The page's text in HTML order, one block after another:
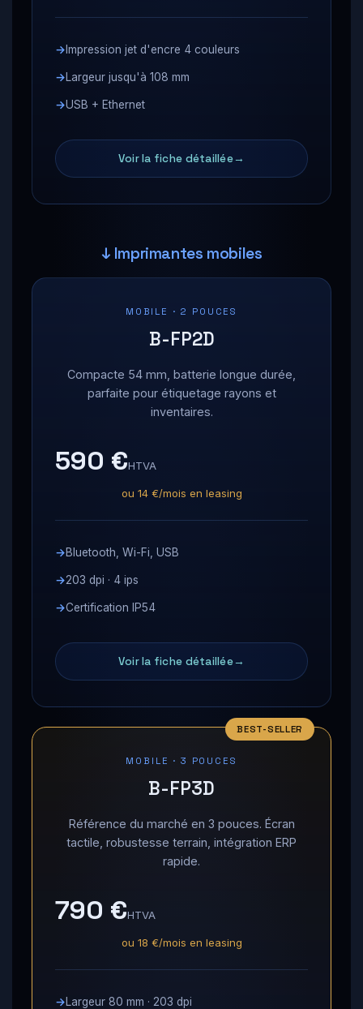
Impression jet d'encre 4 couleurs
Largeur jusqu'à 108 mm
USB + Ethernet
Voir la fiche détaillée
↓ Imprimantes mobiles
MOBILE · 2 POUCES
B-FP2D
Compacte 54 mm, batterie longue durée,
parfaite pour étiquetage rayons et
inventaires.
590 €HTVA
ou 14 €/mois en leasing
Bluetooth, Wi-Fi, USB
203 dpi · 4 ips
Certification IP54
Voir la fiche détaillée
MOBILE · 3 POUCES
B-FP3D
Référence du marché en 3 pouces. Écran
tactile, robustesse terrain, intégration ERP
rapide.
790 €HTVA
ou 18 €/mois en leasing
Largeur 80 mm · 203 dpi